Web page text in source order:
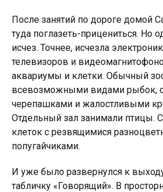
После занятий по дороге домой
туда поглазеть-прицениться. Но
исчез. Точнее, исчезла
телевизоров и
аквариумы и клетки. Обычный
всевозможными видами рыбок,
черепашками и жалостливыми
Отдельный зал занимали
клеток с резвящимися
попугайчиками.
И уже было развернулся к
табличку «Говорящий». В